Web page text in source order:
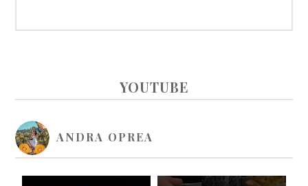
PRIMARY
SIDEBAR
YOUTUBE
ANDRA OPREA